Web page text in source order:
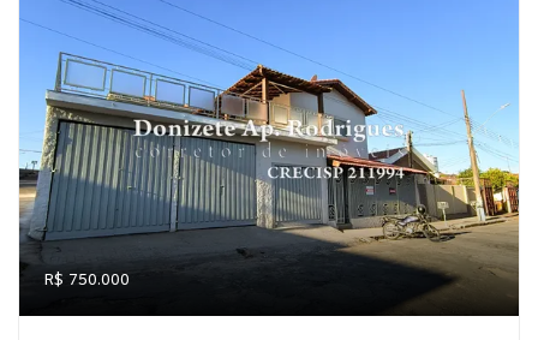
R$ 750.000